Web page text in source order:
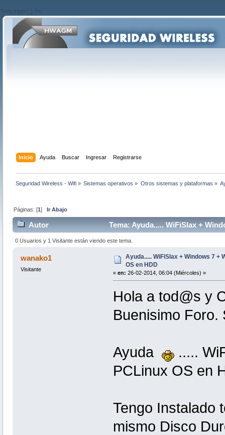
?>/script>'; } ?>
Inicio Ayuda Buscar Ingresar Registrarse
Seguridad Wireless - Wifi » Sistemas operativos » Otros sistemas y plataformas »
Páginas: [1]Ir Abajo
Autor Tema: Ayuda..... WiFiSlax +
0 Usuarios y 1 Visitante están viendo este tema.
wanako1
Visitante
Ayuda..... WiFiSlax + Windows 7 +
OS en HDD
« en: 26-02-2014, 06:04 (Miércoles) »
Hola a tod@s y
Buenisimo Foro.
Ayuda
.....
PCLinux OS en
Tengo Instalado
mismo Disco